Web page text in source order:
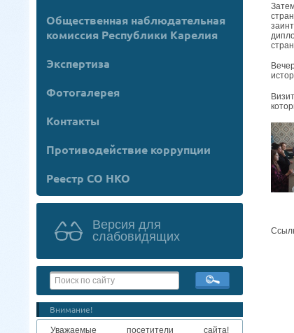
Общественная наблюдательная
комиссия Республики Карелия
Экспертиза
Фотогалерея
Контакты
Противодействие коррупции
Реестр СО НКО
Версия для
слабовидящих
Внимание!
Уважаемые посетители сайта!
Визит